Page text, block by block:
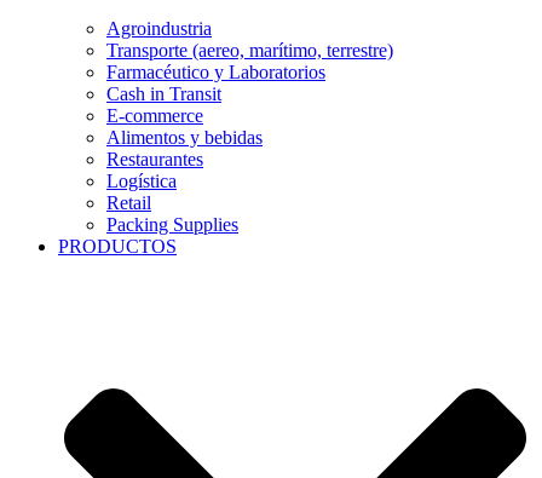
Agroindustria
Transporte (aereo, marítimo, terrestre)
Farmacéutico y Laboratorios
Cash in Transit
E-commerce
Alimentos y bebidas
Restaurantes
Logística
Retail
Packing Supplies
PRODUCTOS